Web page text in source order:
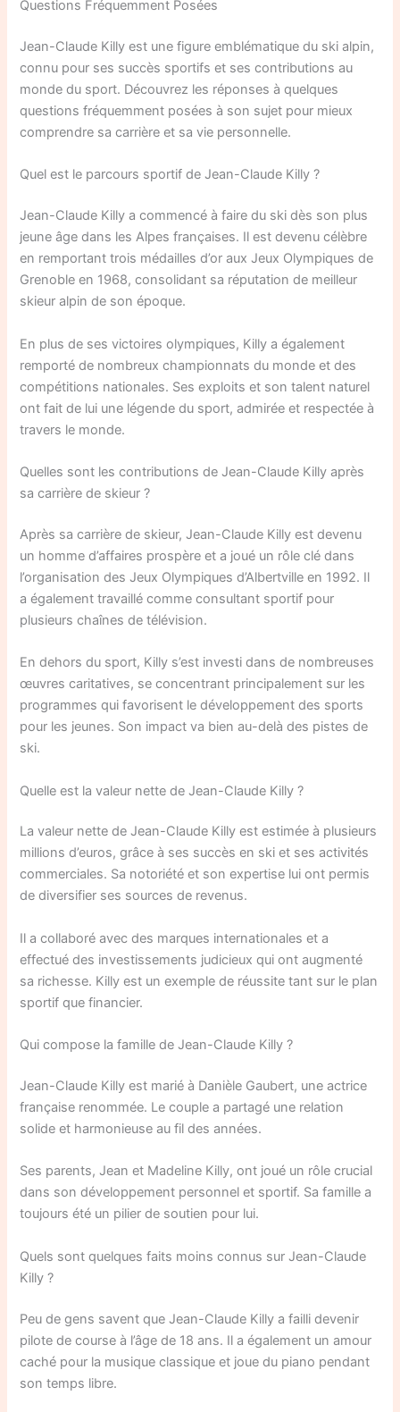
Questions Fréquemment Posées
Jean-Claude Killy est une figure emblématique du ski alpin,
connu pour ses succès sportifs et ses contributions au
monde du sport. Découvrez les réponses à quelques
questions fréquemment posées à son sujet pour mieux
comprendre sa carrière et sa vie personnelle.
Quel est le parcours sportif de Jean-Claude Killy ?
Jean-Claude Killy a commencé à faire du ski dès son plus
jeune âge dans les Alpes françaises. Il est devenu célèbre
en remportant trois médailles d’or aux Jeux Olympiques de
Grenoble en 1968, consolidant sa réputation de meilleur
skieur alpin de son époque.
En plus de ses victoires olympiques, Killy a également
remporté de nombreux championnats du monde et des
compétitions nationales. Ses exploits et son talent naturel
ont fait de lui une légende du sport, admirée et respectée à
travers le monde.
Quelles sont les contributions de Jean-Claude Killy après
sa carrière de skieur ?
Après sa carrière de skieur, Jean-Claude Killy est devenu
un homme d’affaires prospère et a joué un rôle clé dans
l’organisation des Jeux Olympiques d’Albertville en 1992. Il
a également travaillé comme consultant sportif pour
plusieurs chaînes de télévision.
En dehors du sport, Killy s’est investi dans de nombreuses
œuvres caritatives, se concentrant principalement sur les
programmes qui favorisent le développement des sports
pour les jeunes. Son impact va bien au-delà des pistes de
ski.
Quelle est la valeur nette de Jean-Claude Killy ?
La valeur nette de Jean-Claude Killy est estimée à plusieurs
millions d’euros, grâce à ses succès en ski et ses activités
commerciales. Sa notoriété et son expertise lui ont permis
de diversifier ses sources de revenus.
Il a collaboré avec des marques internationales et a
effectué des investissements judicieux qui ont augmenté
sa richesse. Killy est un exemple de réussite tant sur le plan
sportif que financier.
Qui compose la famille de Jean-Claude Killy ?
Jean-Claude Killy est marié à Danièle Gaubert, une actrice
française renommée. Le couple a partagé une relation
solide et harmonieuse au fil des années.
Ses parents, Jean et Madeline Killy, ont joué un rôle crucial
dans son développement personnel et sportif. Sa famille a
toujours été un pilier de soutien pour lui.
Quels sont quelques faits moins connus sur Jean-Claude
Killy ?
Peu de gens savent que Jean-Claude Killy a failli devenir
pilote de course à l’âge de 18 ans. Il a également un amour
caché pour la musique classique et joue du piano pendant
son temps libre.